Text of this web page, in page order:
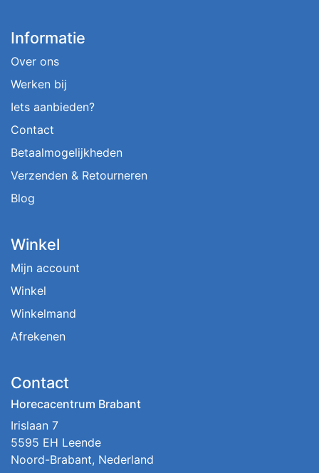
Informatie
Over ons
Werken bij
Iets aanbieden?
Contact
Betaalmogelijkheden
Verzenden & Retourneren
Blog
Winkel
Mijn account
Winkel
Winkelmand
Afrekenen
Contact
Horecacentrum Brabant
Irislaan 7
5595 EH Leende
Noord-Brabant, Nederland